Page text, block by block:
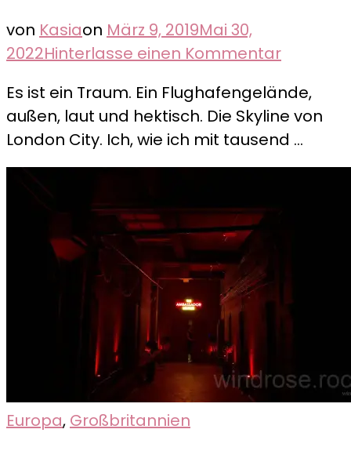
von Kasiaon März 9, 2019Mai 30,
2022Hinterlasse einen Kommentarzu
Tag
4
–
Der
Es ist ein Traum. Ein Flughafengelände,
außen, laut und hektisch. Die Skyline von
London City. Ich, wie ich mit tausend …
Europa, Großbritannien